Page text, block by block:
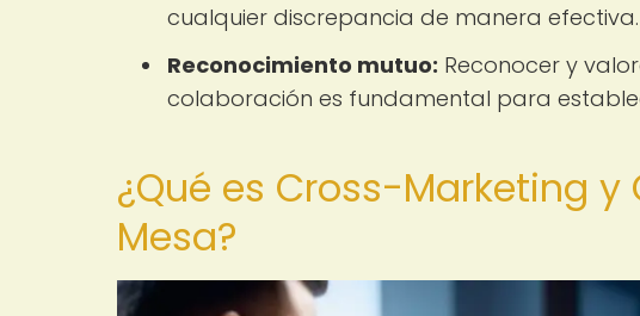
cualquier discrepancia de manera efectiva.
Reconocimiento mutuo: Reconocer y
colaboración es fundamental para
¿Qué es Cross-Marketing
Mesa?